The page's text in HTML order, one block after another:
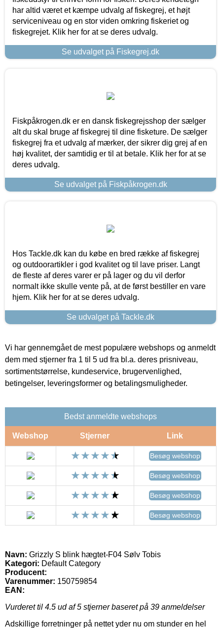
har altid været et kæmpe udvalg af fiskegrej, et højt
serviceniveau og en stor viden omkring fiskeriet og
fiskegrejet. Klik her for at se deres udvalg.
Se udvalget på Fiskegrej.dk
Fiskpåkrogen.dk er en dansk fiskegrejsshop der sælger
alt du skal bruge af fiskegrej til dine fisketure. De sælger
fiskegrej fra et udvalg af mærker, der sikrer dig grej af en
høj kvalitet, der samtidig er til at betale. Klik her for at se
deres udvalg.
Se udvalget på Fiskpåkrogen.dk
Hos Tackle.dk kan du købe en bred række af fiskegrej
og outdoorartikler i god kvalitet og til lave priser. Langt
de fleste af deres varer er på lager og du vil derfor
normalt ikke skulle vente på, at de først bestiller en vare
hjem. Klik her for at se deres udvalg.
Se udvalget på Tackle.dk
Vi har gennemgået de mest populære webshops og anmeldt
dem med stjerner fra 1 til 5 ud fra bl.a. deres prisniveau,
sortimentstørrelse, kundeservice, brugervenlighed,
betingelser, leveringsformer og betalingsmuligheder.
Bedst anmeldte webshops
Webshop Stjerner Link
Besøg webshop
Besøg webshop
Besøg webshop
Besøg webshop
Navn: Grizzly S blink hægtet-F04 Sølv Tobis
Kategori: Default Category
Producent:
Varenummer: 150759854
EAN:
Vurderet til 4.5 ud af 5 stjerner baseret på 39 anmeldelser
Adskillige forretninger på nettet yder nu om stunder en hel